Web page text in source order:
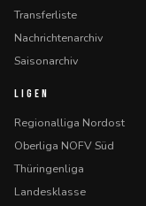
Transferliste
Nachrichtenarchiv
Saisonarchiv
LIGEN
Regionalliga Nordost
Oberliga NOFV Süd
Thüringenliga
Landesklasse